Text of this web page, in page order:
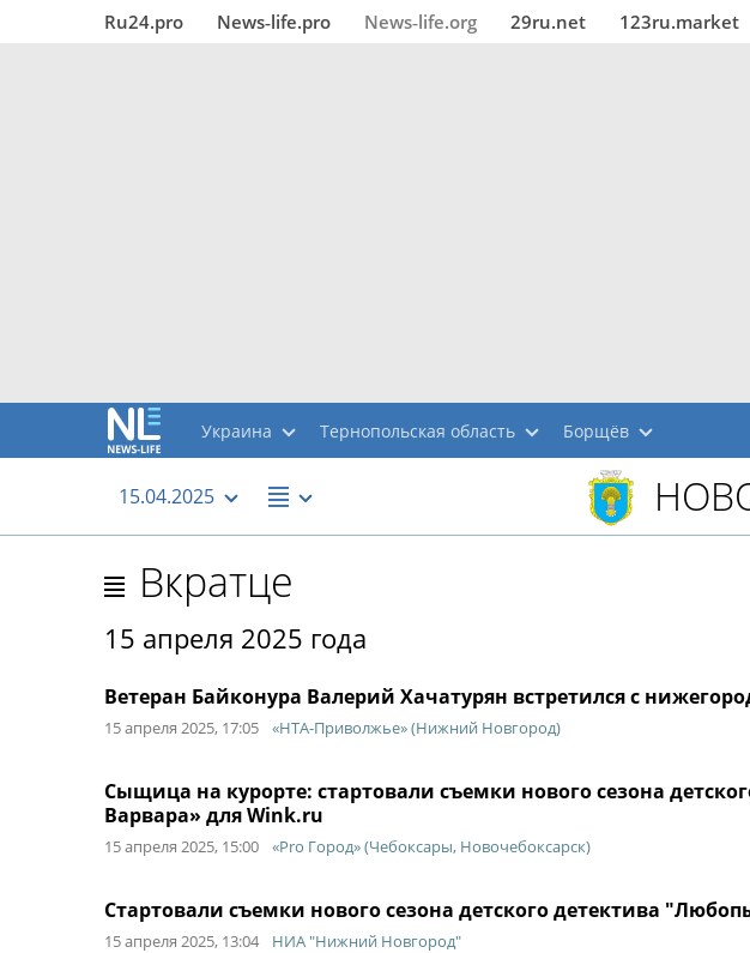
Ru24.pro News‑life.pro News‑life.org 29ru.net 123ru.market
Украина Тернопольская область Борщёв
15.04.2025
Вкратце
15 апреля 2025 года
Ветеран Байконура Валерий Хачатурян встретился с
15 апреля 2025, 17:05 «НТА-Приволжье» (Нижний Новгород)
Сыщица на курорте: стартовали съемки нового сезона
Варвара» для Wink.ru
15 апреля 2025, 15:00 «Pro Город» (Чебоксары, Новочебоксарск)
Стартовали съемки нового сезона детского детектива
15 апреля 2025, 13:04 НИА "Нижний Новгород"